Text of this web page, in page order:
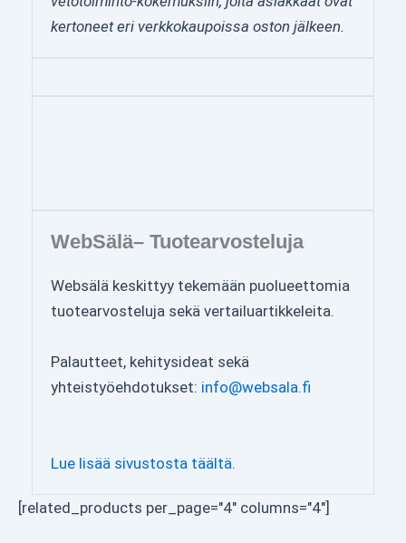
kertoneet eri verkkokaupoissa oston jälkeen.
WebSälä– Tuotearvosteluja
Websälä keskittyy tekemään puolueettomia
tuotearvosteluja sekä vertailuartikkeleita.
Palautteet, kehitysideat sekä
yhteistyöehdotukset: info@websala.fi
Lue lisää sivustosta täältä.
[related_products per_page="4" columns="4"]